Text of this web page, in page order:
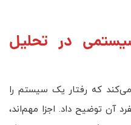
سیستمی در تحلیل
که رفتار یک سیستم را
آن توضیح داد. اجزا مهم‌اند،